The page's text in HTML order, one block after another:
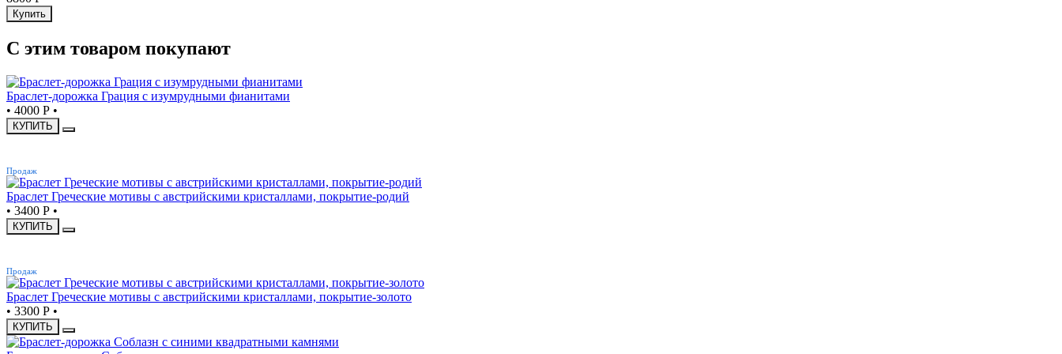
Купить
С этим товаром покупают
Браслет-дорожка Грация с изумрудными фианитами
• 4000 Р •
КУПИТЬ
Продаж
Браслет Греческие мотивы с австрийскими кристаллами, покрытие-родий
• 3400 Р •
КУПИТЬ
Продаж
Браслет Греческие мотивы с австрийскими кристаллами, покрытие-золото
• 3300 Р •
КУПИТЬ